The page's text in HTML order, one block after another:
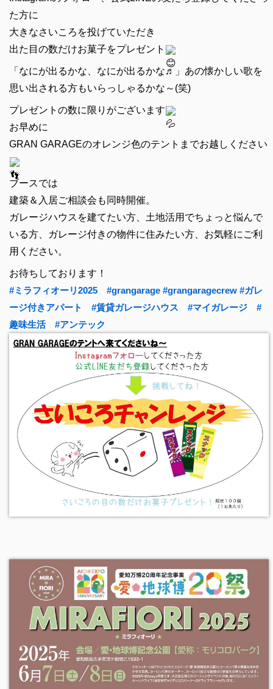
た方に
大きなさいころを投げていただき
出た目の数だけお菓子をプレゼント
「なにが出るかな、なにが出るかな♬」あの懐かしい歌を
思い出される方もいらっしゃるかな～(笑)
プレゼントの数に限りがございます
お早めに
GRAN GARAGEのオレンジ色のテントまでお越しください
ブースでは
建築＆入居ご相談会も同時開催。
ガレージハウスを建てたい方、土地活用でちょっと悩んで
いる方、ガレージ付きの物件に住みたい方、お気軽にご利
用ください。
お待ちしております！
#ミラフィオーリ2025
#grangarage #grangaragecrew #ガレ
ージ付きアパート
#賃貸ガレージハウス #マイガレージ
#
趣味生活
#アンテック